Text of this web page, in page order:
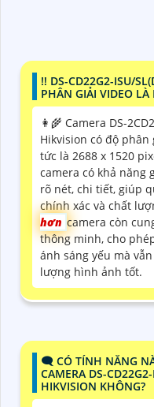
‼️ DS-CD22G2-ISU/
PHÂN GIẢI VIDEO LÀ
👩‍🌾 Camera DS-
Hikvision có độ
tức là 2688 x 1520
camera có khả năng
rõ nét, chi tiết, giúp
chính xác và chất
hơn camera còn
thông minh, cho
ánh sáng yếu mà vẫn
lượng hình ảnh tốt.
🗨️ CÓ TÍNH NĂNG
CAMERA DS-
HIKVISION KHÔNG?